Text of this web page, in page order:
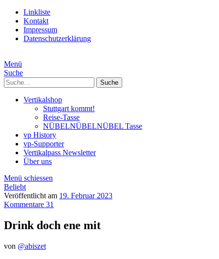
Linkliste
Kontakt
Impressum
Datenschutzerklärung
Menü
Suche
Suche
Vertikalshop
Stuttgart kommt!
Reise-Tasse
NÜBELNÜBELNÜBEL Tasse
vp History
vp-Supporter
Vertikalpass Newsletter
Über uns
Menü schiessen
Beliebt
Veröffentlicht am 19. Februar 2023
Kommentare 31
Drink doch ene mit
von @abiszet